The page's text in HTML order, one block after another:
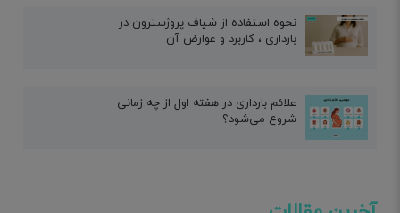
نحوه استفاده از شیاف پروژسترون در
بارداری ، کاربرد و عوارض آن
علائم بارداری در هفته اول از چه زمانی
شروع می‌شود؟